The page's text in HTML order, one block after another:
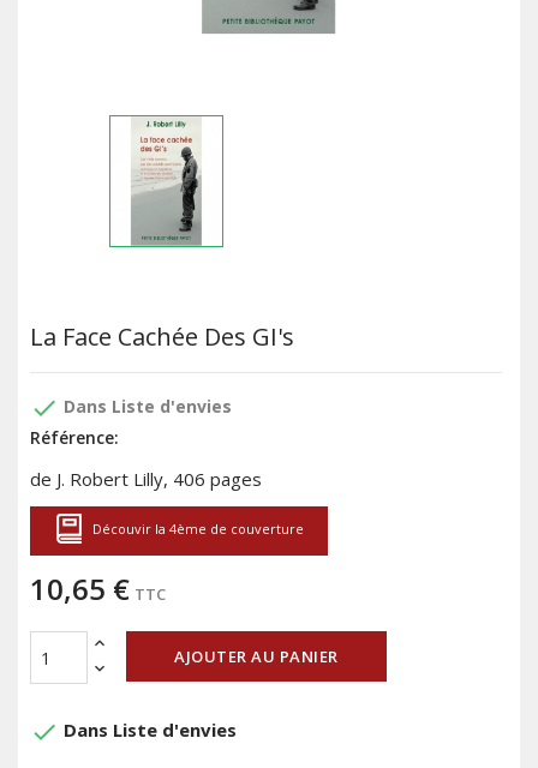
La Face Cachée Des GI's
done Dans Liste d'envies
Référence:
de J. Robert Lilly, 406 pages
Découvir la 4ème de couverture
10,65 € TTC
AJOUTER AU PANIER
done Dans Liste d'envies